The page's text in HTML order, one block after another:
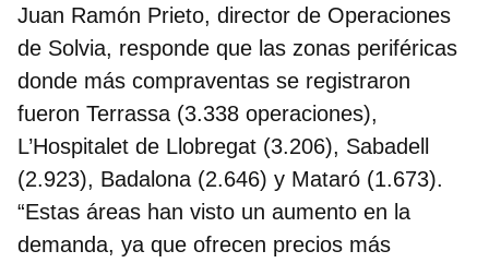
Juan Ramón Prieto, director de Operaciones
de Solvia, responde que las zonas periféricas
donde más compraventas se registraron
fueron Terrassa (3.338 operaciones),
L’Hospitalet de Llobregat (3.206), Sabadell
(2.923), Badalona (2.646) y Mataró (1.673).
“Estas áreas han visto un aumento en la
demanda, ya que ofrecen precios más